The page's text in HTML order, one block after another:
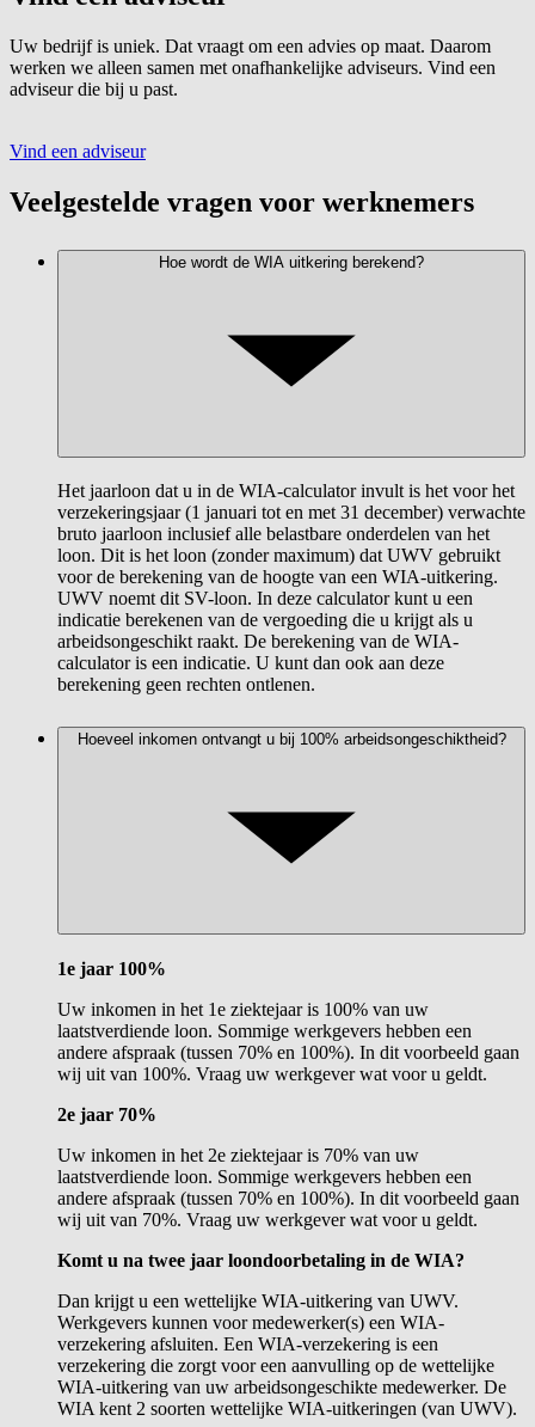
Uw bedrijf is uniek. Dat vraagt om een advies op maat. Daarom
werken we alleen samen met onafhankelijke adviseurs. Vind een
adviseur die bij u past.
Vind een adviseur
Veelgestelde vragen voor werknemers
Hoe wordt de WIA uitkering berekend?
Het jaarloon dat u in de WIA-calculator invult is het voor het
verzekeringsjaar (1 januari tot en met 31 december) verwachte
bruto jaarloon inclusief alle belastbare onderdelen van het
loon. Dit is het loon (zonder maximum) dat UWV gebruikt
voor de berekening van de hoogte van een WIA-uitkering.
UWV noemt dit SV-loon. In deze calculator kunt u een
indicatie berekenen van de vergoeding die u krijgt als u
arbeidsongeschikt raakt. De berekening van de WIA-
calculator is een indicatie. U kunt dan ook aan deze
berekening geen rechten ontlenen.
Hoeveel inkomen ontvangt u bij 100% arbeidsongeschiktheid?
1e jaar 100%
Uw inkomen in het 1e ziektejaar is 100% van uw
laatstverdiende loon. Sommige werkgevers hebben een
andere afspraak (tussen 70% en 100%). In dit voorbeeld gaan
wij uit van 100%. Vraag uw werkgever wat voor u geldt.
2e jaar 70%
Uw inkomen in het 2e ziektejaar is 70% van uw
laatstverdiende loon. Sommige werkgevers hebben een
andere afspraak (tussen 70% en 100%). In dit voorbeeld gaan
wij uit van 70%. Vraag uw werkgever wat voor u geldt.
Komt u na twee jaar loondoorbetaling in de WIA?
Dan krijgt u een wettelijke WIA-uitkering van UWV.
Werkgevers kunnen voor medewerker(s) een WIA-
verzekering afsluiten. Een WIA-verzekering is een
verzekering die zorgt voor een aanvulling op de wettelijke
WIA-uitkering van uw arbeidsongeschikte medewerker. De
WIA kent 2 soorten wettelijke WIA-uitkeringen (van UWV).